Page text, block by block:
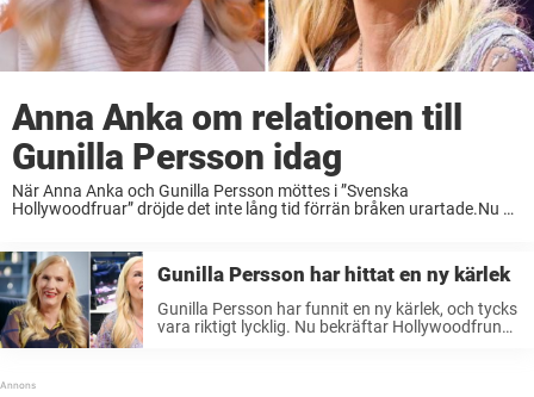
Anna Anka om relationen till
Gunilla Persson idag
När Anna Anka och Gunilla Persson möttes i ”Svenska
Hollywoodfruar” dröjde det inte lång tid förrän bråken urartade.Nu år
Gunilla Persson har hittat en ny kärlek
Gunilla Persson har funnit en ny kärlek, och tycks
vara riktigt lycklig. Nu bekräftar Hollywoodfrun